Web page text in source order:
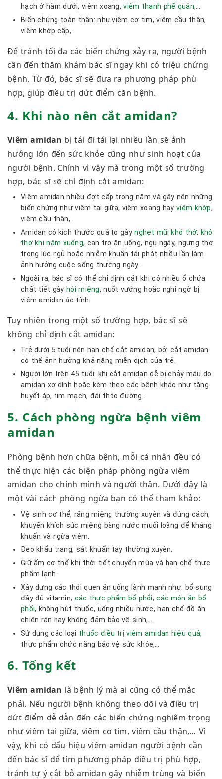
hạch ở hàm dưới, viêm xoang,viêm thanh phế quản,…
Biến chứng toàn thân: như viêm cơ tim, viêm cầu thận,
viêm khớp cấp,…
Để tránh tối đa các biến chứng xảy ra, người bệnh
cần đến thăm khám bác sĩ ngay khi có triệu chứng
bệnh. Từ đó, bác sĩ sẽ đưa ra phương pháp phù
hợp, giúp điều trị dứt điểm căn bệnh.
4. Khi nào nên cắt amidan?
Viêm amidan bị tái đi tái lại nhiều lần sẽ ảnh
hưởng lớn đến sức khỏe cũng như sinh hoạt của
người bệnh. Chính vì vậy mà trong một số trường
hợp, bác sĩ sẽ chỉ định cắt amidan:
Viêm amidan nhiều đợt cấp trong năm và gây nên những
biến chứng như viêm tai giữa, viêm xoang hayviêm khớp,
viêm cầu thận,…
Amidan có kích thước quá to gâynghẹt mũi khó thở, khó
thở khi nằm xuống, cản trở ăn uống, ngủ ngáy, ngưng thở
trong lúc ngủ hoặc nhiễm khuẩn tái phát nhiều lần làm
ảnh hưởng cuộc sống thường ngày.
Ngoài ra, bác sĩ có thể chỉ định cắt khi có nhiều ổ chứa
chất tiết gây hôi miệng, nuốt vướng hoặc nghi ngờ bị
viêm amidan ác tính.
Tuy nhiên trong một số trường hợp, bác sĩ sẽ
không chỉ định cắt amidan:
Trẻ dưới 5 tuổi nên hạn chế cắt amidan, bởi cắt amidan
có thể ảnh hưởng khả năng miễn dịch của trẻ.
Người lớn trên 45 tuổi: khi cắt amidan dễ bị chảy máu do
amidan xơ dính hoặc kèm theo các bệnh khác như tăng
huyết áp, tim mạch, đái tháo đường…
5. Cách phòng ngừa bệnh viêm
amidan
Phòng bệnh hơn chữa bệnh, mỗi cá nhân đều có
thể thực hiện các biện pháp phòng ngừa viêm
amidan cho chính mình và người thân. Dưới đây là
một vài cách phòng ngừa bạn có thể tham khảo:
Vệ sinh cơ thể, răng miệng thường xuyên và đúng cách,
khuyến khích súc miệng bằng nước muối loãng để kháng
khuẩn và ngừa viêm.
Đeo khẩu trang, sát khuẩn tay thường xuyên.
Giữ ấm cơ thể khi thời tiết chuyển mùa và hạn chế thực
phẩm lạnh.
Xây dựng các thói quen ăn uống lành mạnh như: bổ sung
đầy đủ vitamin, các thực phẩm bổ phổi,các món ăn bổ
phổi, không hút thuốc, uống nhiều nước, hạn chế đồ ăn
chiên rán hay không đảm bảo vệ sinh,…
Sử dụng các loại thuốc điều trị viêm amidan hiệu quả,
thực phẩm chức năng bảo vệ sức khỏe,…
6. Tổng kết
Viêm amidan là bệnh lý mà ai cũng có thể mắc
phải. Nếu người bệnh không theo dõi và điều trị
dứt điểm dễ dẫn đến các biến chứng nghiêm trọng
như viêm tai giữa, viêm cơ tim, viêm cầu thận,… Vì
vậy, khi có dấu hiệu viêm amidan người bệnh cần
đến bác sĩ để tìm phương pháp điều trị phù hợp,
tránh tự ý cắt bỏ amidan gây nhiễm trùng và biến